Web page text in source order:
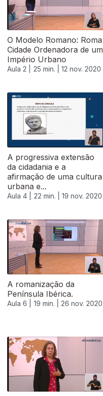
O Modelo Romano: Roma
Cidade Ordenadora de um
Império Urbano
Aula 2 | 25 min. | 12 nov. 2020
A progressiva extensão
da cidadania e a
afirmação de uma cultura
urbana e...
Aula 4 | 22 min. | 19 nov. 2020
A romanização da
Península Ibérica.
Aula 6 | 19 min. | 26 nov. 2020